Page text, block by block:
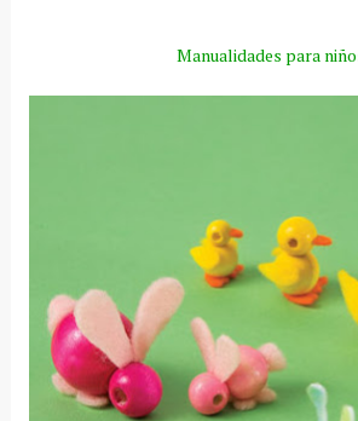
Manualidades para